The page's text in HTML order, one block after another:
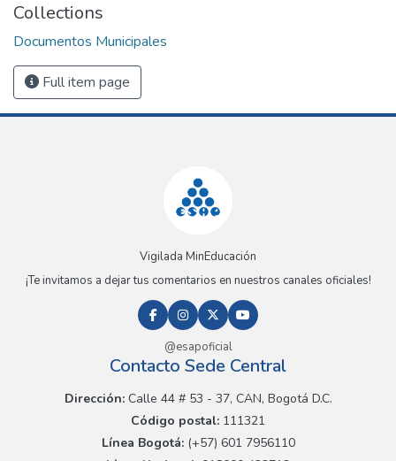
Collections
Documentos Municipales
Full item page
Vigilada MinEducación
¡Te invitamos a dejar tus comentarios en nuestros canales oficiales!
@esapoficial
Contacto Sede Central
Dirección:Calle 44 # 53 - 37, CAN, Bogotá D.C.
Código postal: 111321
Línea Bogotá:(+57) 601 7956110